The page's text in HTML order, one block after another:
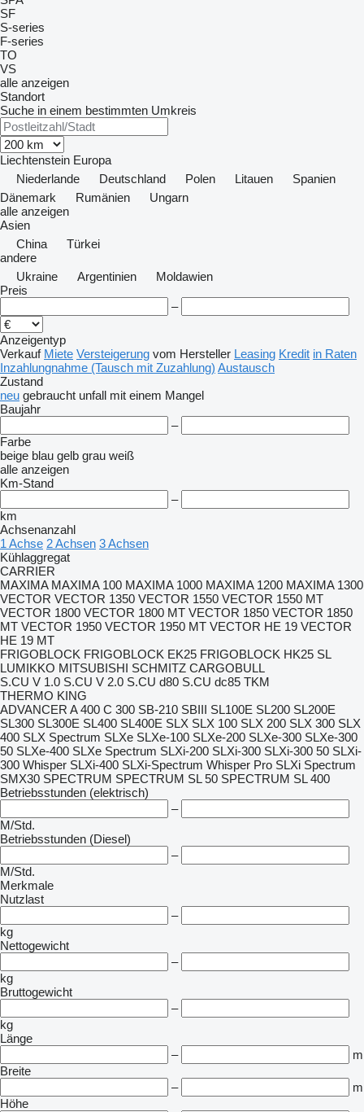
SF
S-series
F-series
TO
VS
alle anzeigen
Standort
Suche in einem bestimmten Umkreis
Liechtenstein Europa
Niederlande
Deutschland Polen Litauen
Spanien
Dänemark
Rumänien
Ungarn
alle anzeigen
Asien
China
Türkei
andere
Ukraine
Argentinien
Moldawien
Preis
–
Anzeigentyp
Verkauf Miete Versteigerung vom Hersteller Leasing Kredit in Raten
Inzahlungnahme (Tausch mit Zuzahlung) Austausch
Zustand
neu gebraucht unfall mit einem Mangel
Baujahr
–
Farbe
beige blau gelb grau weiß
alle anzeigen
Km-Stand
–
km
Achsenanzahl
1 Achse 2 Achsen 3 Achsen
Kühlaggregat
CARRIER
MAXIMA MAXIMA 100 MAXIMA 1000 MAXIMA 1200 MAXIMA 1300
VECTOR VECTOR 1350 VECTOR 1550 VECTOR 1550 MT
VECTOR 1800 VECTOR 1800 MT VECTOR 1850 VECTOR 1850
MT VECTOR 1950 VECTOR 1950 MT VECTOR HE 19 VECTOR
HE 19 MT
FRIGOBLOCK FRIGOBLOCK EK25 FRIGOBLOCK HK25 SL
LUMIKKO MITSUBISHI SCHMITZ CARGOBULL
S.CU V 1.0 S.CU V 2.0 S.CU d80 S.CU dc85 TKM
THERMO KING
ADVANCER A 400 C 300 SB-210 SBIII SL100E SL200 SL200E
SL300 SL300E SL400 SL400E SLX SLX 100 SLX 200 SLX 300 SLX
400 SLX Spectrum SLXe SLXe-100 SLXe-200 SLXe-300 SLXe-300
50 SLXe-400 SLXe Spectrum SLXi-200 SLXi-300 SLXi-300 50 SLXi-
300 Whisper SLXi-400 SLXi-Spectrum Whisper Pro SLXi Spectrum
SMX30 SPECTRUM SPECTRUM SL 50 SPECTRUM SL 400
Betriebsstunden (elektrisch)
–
M/Std.
Betriebsstunden (Diesel)
–
M/Std.
Merkmale
Nutzlast
–
kg
Nettogewicht
–
kg
Bruttogewicht
–
kg
Länge
–
m
Breite
–
m
Höhe